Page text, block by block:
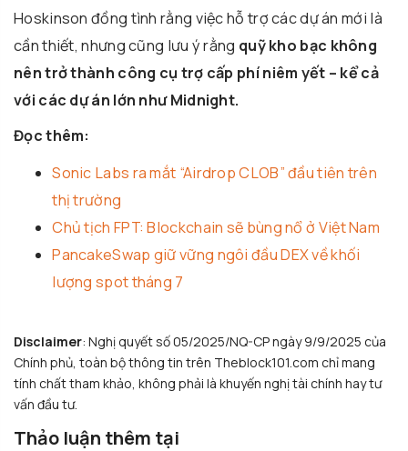
Hoskinson đồng tình rằng việc hỗ trợ các dự án mới là
cần thiết, nhưng cũng lưu ý rằng quỹ kho bạc không
nên trở thành công cụ trợ cấp phí niêm yết – kể cả
với các dự án lớn như Midnight.
Đọc thêm:
Sonic Labs ra mắt “Airdrop CLOB” đầu tiên trên
thị trường
Chủ tịch FPT: Blockchain sẽ bùng nổ ở Việt Nam
PancakeSwap giữ vững ngôi đầu DEX về khối
lượng spot tháng 7
Disclaimer: Nghị quyết số 05/2025/NQ-CP ngày 9/9/2025 của
Chính phủ, toàn bộ thông tin trên Theblock101.com chỉ mang
tính chất tham khảo, không phải là khuyến nghị tài chính hay tư
vấn đầu tư.
Thảo luận thêm tại